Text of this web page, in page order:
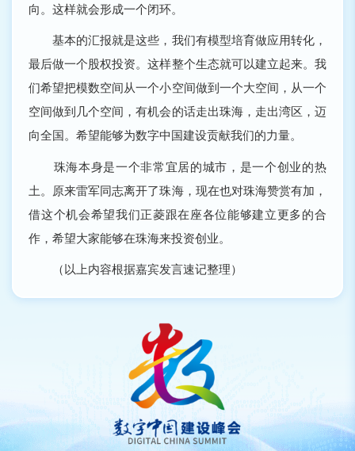
向。这样就会形成一个闭环。
基本的汇报就是这些，我们有模型培育做应用转化，
最后做一个股权投资。这样整个生态就可以建立起来。我
们希望把模数空间从一个小空间做到一个大空间，从一个
空间做到几个空间，有机会的话走出珠海，走出湾区，迈
向全国。希望能够为数字中国建设贡献我们的力量。
珠海本身是一个非常宜居的城市，是一个创业的热
土。原来雷军同志离开了珠海，现在也对珠海赞赏有加，
借这个机会希望我们正菱跟在座各位能够建立更多的合
作，希望大家能够在珠海来投资创业。
（以上内容根据嘉宾发言速记整理）